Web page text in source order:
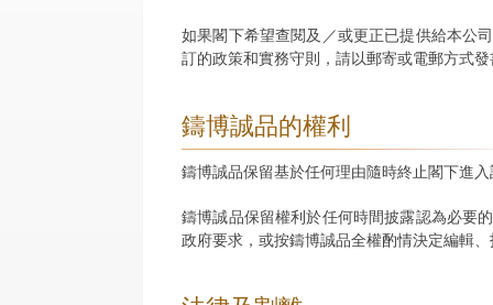
如果閣下希望查閱及／或更正已提供給本公
訂的政策和實務守則，請以郵寄或電郵方式
鑄博誠品的權利
鑄博誠品保留基於任何理由隨時終止閣下進
鑄博誠品保留權利於任何時間披露認為必要
政府要求，或按鑄博誠品全權酌情決定編輯